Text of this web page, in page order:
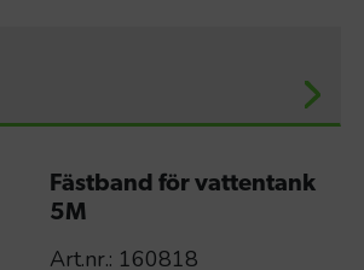
Fästband för vattentank
5M
Art.nr.: 160818